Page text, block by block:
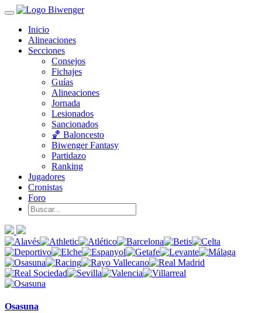
Inicio
Alineaciones
Secciones
Consejos
Fichajes
Guías
Alineaciones
Jornada
Lesionados
Sancionados
🏀 Baloncesto
Biwenger Fantasy
Partidazo
Ranking
Jugadores
Cronistas
Foro
Osasuna